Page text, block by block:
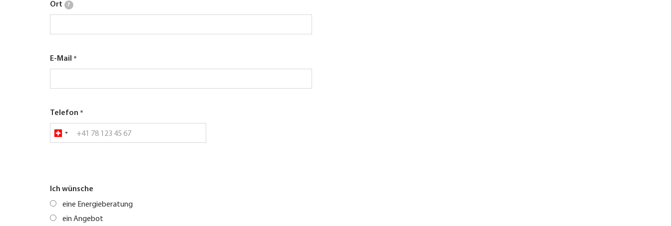
Ort ?
E-Mail
Telefon
Ich wünsche
eine Energieberatung
ein Angebot